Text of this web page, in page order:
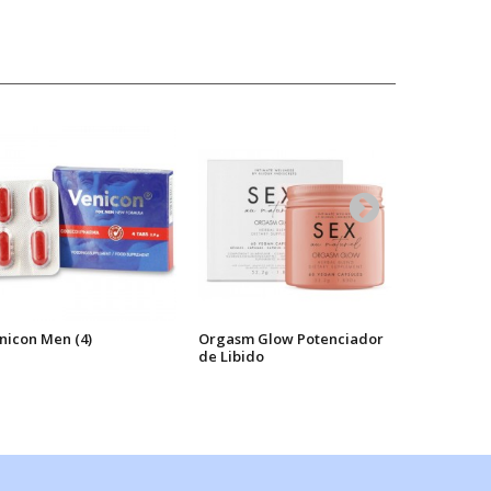
Men (4)
Orgasm Glow Potenciador
de Libido